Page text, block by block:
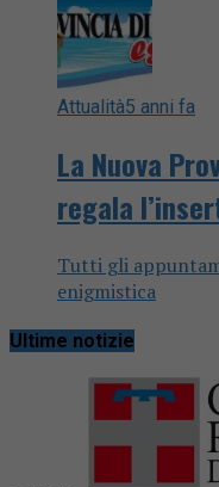
Attualità5 anni fa
La Nuova
regala
Tutti gli
enigmistica
Ultime notizie